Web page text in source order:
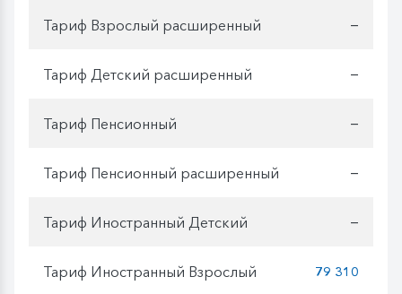
Тариф Взрослый расширенный —
Тариф Детский расширенный —
Тариф Пенсионный —
Тариф Пенсионный расширенный —
Тариф Иностранный Детский —
Тариф Иностранный Взрослый 79 310